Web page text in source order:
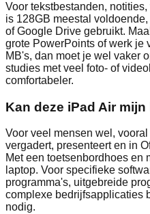
Voor tekstbestanden,
is 128GB meestal
of Google Drive gebruikt.
grote PowerPoints of werk je
MB's, dan moet je wel vaker
studies met veel foto- of
comfortabeler.
Kan deze iPad Air
Voor veel mensen wel,
vergadert, presenteert en in
Met een toetsenbordhoes en
laptop. Voor specifieke
programma's, uitgebreide
complexe bedrijfsapplicaties
nodig.